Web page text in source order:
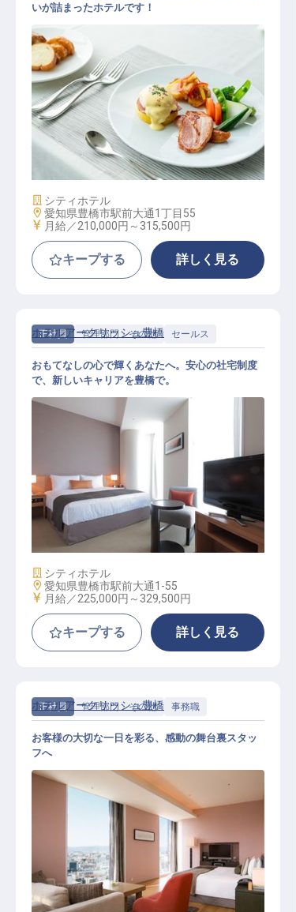
パティシエ
いが詰まったホテルです！
施設業態
シティホテル
勤務地
愛知県豊橋市駅前大通1丁目55
給与
月給／210,000円～ 315,500円
キープする 詳しく見る
正社員 管理部門・その他 セールス
宴会場を活用した法人向け提案営業
ホテルアークリッシュ豊橋
おもてなしの心で輝くあなたへ。安心の社宅制度
で、新しいキャリアを豊橋で。
施設業態
シティホテル
勤務地
愛知県豊橋市駅前大通1-55
給与
月給／225,000円～ 329,500円
キープする 詳しく見る
正社員 管理部門・その他 事務職
宴会・会議などホテルイベントに関
する営業事務
ホテルアークリッシュ豊橋
お客様の大切な一日を彩る、感動の舞台裏スタッ
フへ